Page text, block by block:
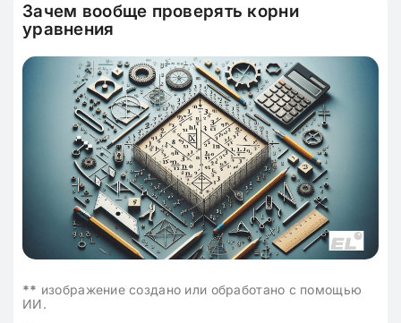
Зачем вообще проверять корни
уравнения
** изображение создано или обработано с помощью
ИИ.